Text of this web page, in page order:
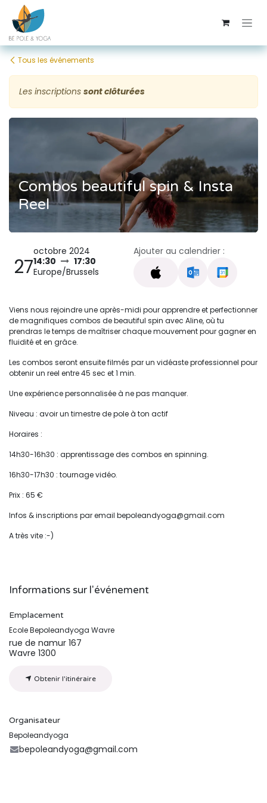
Se rendre au contenu
Tous les événements
Les inscriptions sont clôturées
Combos beautiful spin & Insta
Reel
27
octobre 2024
14:30
17:30
Europe/Brussels
Ajouter au calendrier :
Viens nous rejoindre une après-midi pour apprendre et perfectionner
de magnifiques combos de beautiful spin avec Aline, où tu
prendras le temps de maîtriser chaque mouvement pour gagner en
fluidité et en grâce.
Les combos seront ensuite filmés par un vidéaste professionnel pour
obtenir un reel entre 45 sec et 1 min.
Une expérience personnalisée à ne pas manquer.
Niveau : avoir un timestre de pole à ton actif
Horaires :
14h30-16h30 : apprentissage des combos en spinning.
16h30-17h30 : tournage vidéo.
Prix : 65 €
Infos & inscriptions par email bepoleandyoga@gmail.com
A très vite :-)
Informations sur l'événement
Emplacement
Ecole Bepoleandyoga Wavre
rue de namur 167
Wavre 1300
Obtenir l'itinéraire
Organisateur
Bepoleandyoga
bepoleandyoga@gmail.com